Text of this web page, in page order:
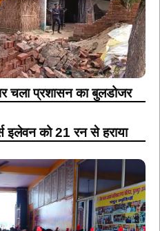
चला प्रशासन का बुलडोजर
इलेवन को 21 रन से हराया